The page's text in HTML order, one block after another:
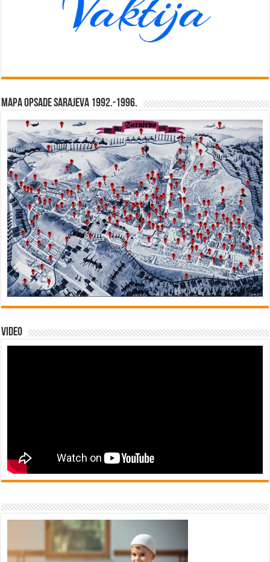
Mapa opsade Sarajeva 1992.-1996.
Video